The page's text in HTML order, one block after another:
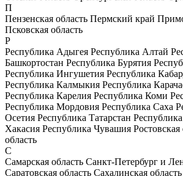
П
Пензенская область Пермский край
Псковская область
Р
Республика Адыгея Республика Алтай
Башкортостан Республика Бурятия
Республика Ингушетия Республика
Республика Калмыкия Республика
Республика Карелия Республика Коми
Республика Мордовия Республика Саха
Осетия Республика Татарстан
Хакасия Республика Чувашия Ростовская
область
С
Самарская область Санкт-Петербург и
Саратовская область Сахалинская область